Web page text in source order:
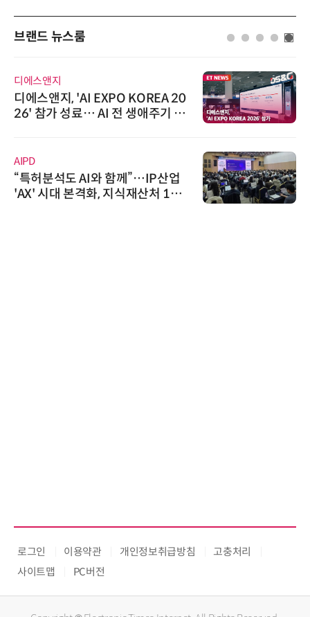
브랜드 뉴스룸
디에스앤지
디에스앤지, 'AI EXPO KOREA 20
26' 참가 성료… AI 전 생애주기 아
AIPD
“특허분석도 AI와 함께”…IP산업
'AX' 시대 본격화, 지식재산처 1호
로그인 이용약관 개인정보취급방침
고충처리
사이트맵
PC버전